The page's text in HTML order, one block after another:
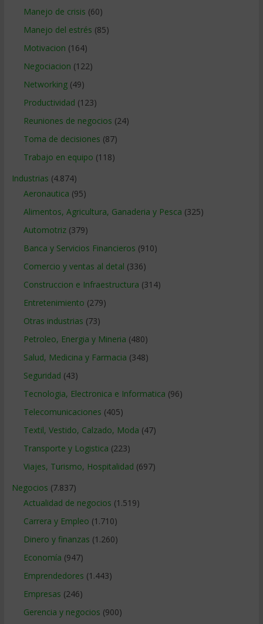
Manejo de crisis (60)
Manejo del estrés (85)
Motivacion (164)
Negociacion (122)
Networking(49)
Productividad (123)
Reuniones de negocios (24)
Toma de decisiones (87)
Trabajo en equipo (118)
Industrias (4.874)
Aeronautica (95)
Alimentos, Agricultura, Ganaderia y Pesca (325)
Automotriz(379)
Banca y Servicios Financieros (910)
Comercio y ventas al detal (336)
Construccion e Infraestructura (314)
Entretenimiento (279)
Otras industrias (73)
Petroleo, Energia y Mineria (480)
Salud, Medicina y Farmacia (348)
Seguridad (43)
Tecnologia, Electronica e Informatica (96)
Telecomunicaciones (405)
Textil, Vestido, Calzado, Moda (47)
Transporte y Logistica (223)
Viajes, Turismo, Hospitalidad (697)
Negocios (7.837)
Actualidad de negocios (1.519)
Carrera y Empleo (1.710)
Dinero y finanzas (1.260)
Economía (947)
Emprendedores (1.443)
Empresas (246)
Gerencia y negocios (900)